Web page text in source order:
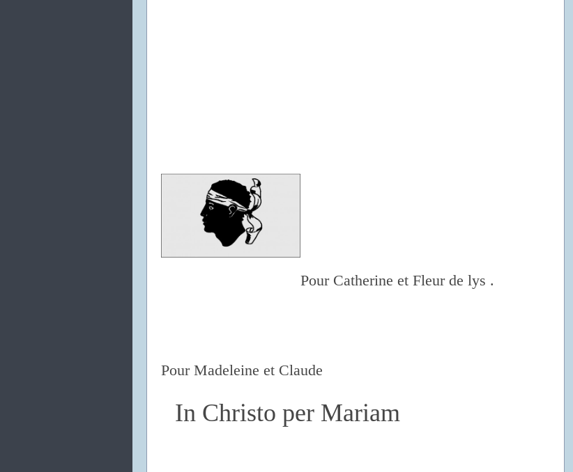
Pour Catherine et Fleur de lys .
Pour Madeleine et Claude
In Christo per Mariam